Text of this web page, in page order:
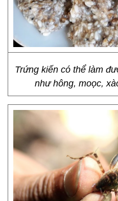
Trứng kiến có thể làm
như hông, moọc,